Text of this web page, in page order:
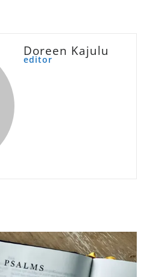
Doreen Kajulu
editor